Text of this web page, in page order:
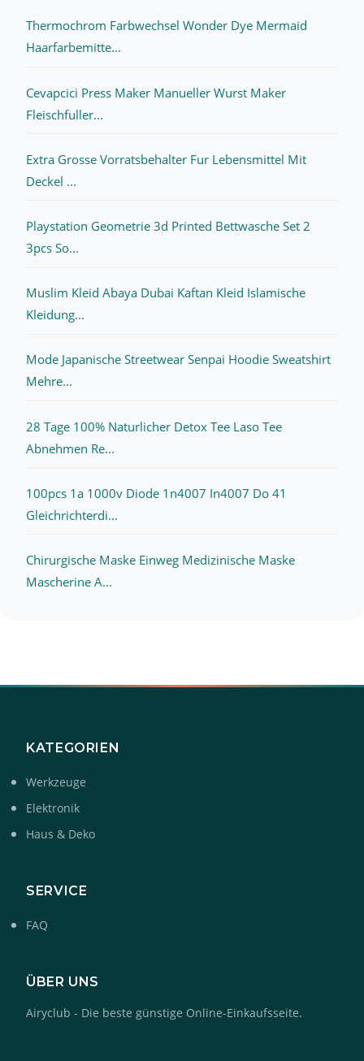
Thermochrom Farbwechsel Wonder Dye Mermaid
Haarfarbemitte...
Cevapcici Press Maker Manueller Wurst Maker
Fleischfuller...
Extra Grosse Vorratsbehalter Fur Lebensmittel Mit
Deckel ...
Playstation Geometrie 3d Printed Bettwasche Set 2
3pcs So...
Muslim Kleid Abaya Dubai Kaftan Kleid Islamische
Kleidung...
Mode Japanische Streetwear Senpai Hoodie Sweatshirt
Mehre...
28 Tage 100% Naturlicher Detox Tee Laso Tee
Abnehmen Re...
100pcs 1a 1000v Diode 1n4007 In4007 Do 41
Gleichrichterdi...
Chirurgische Maske Einweg Medizinische Maske
Mascherine A...
KATEGORIEN
Werkzeuge
Elektronik
Haus & Deko
SERVICE
FAQ
ÜBER UNS
Airyclub - Die beste günstige Online-Einkaufsseite.